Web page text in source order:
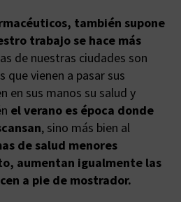
también supone
trabajo se hace más
de nuestras ciudades son
que vienen a pasar sus
en sus manos su salud y
el verano es época donde
, sino más bien al
de salud menores
aumentan igualmente las
a pie de mostrador.